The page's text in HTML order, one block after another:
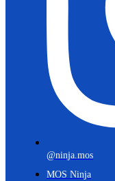
@ninja.mos
MOS Ninja